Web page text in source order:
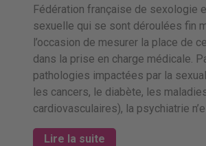
Fédération française de sexologie
sexuelle qui se sont déroulées fin
l’occasion de mesurer la place de
dans la prise en charge médicale.
pathologies impactées par la
les cancers, le diabète, les
cardiovasculaires), la psychiatrie
Lire la suite